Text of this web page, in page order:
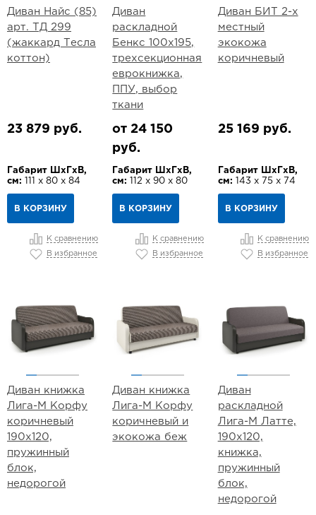
Диван Найс (85)
арт. ТД 299
(жаккард Тесла
коттон)
23 879 руб.
Габарит ШхГхВ,
см: 111 х 80 х 84
В КОРЗИНУ
К сравнению
В избранное
Диван
раскладной
Бенкс 100х195,
трехсекционная
еврокнижка,
ППУ, выбор
ткани
от 24 150
руб.
Габарит ШхГхВ,
см:
112 х 90 х 80
В КОРЗИНУ
К сравнению
В избранное
Диван БИТ 2-х
местный
экокожа
коричневый
25 169 руб.
Габарит ШхГхВ,
см: 143 х 75 х 74
В КОРЗИНУ
К сравнению
В избранное
Диван книжка
Лига-М Корфу
коричневый
190х120,
пружинный
блок,
недорогой
Диван книжка
Лига-М Корфу
коричневый и
экокожа беж
Диван
раскладной
Лига-М Латте,
190х120,
книжка,
пружинный
блок,
недорогой